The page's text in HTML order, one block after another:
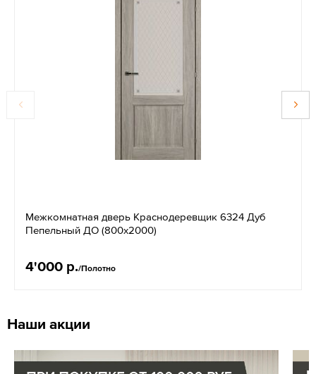
Межкомнатная дверь Краснодеревщик 6324 Дуб
Пепельный ДО (800х2000)
4'000 р./Полотно
Наши акции